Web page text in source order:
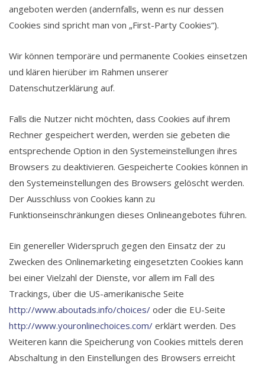
angeboten werden (andernfalls, wenn es nur dessen
Cookies sind spricht man von „First-Party Cookies“).
Wir können temporäre und permanente Cookies einsetzen
und klären hierüber im Rahmen unserer
Datenschutzerklärung auf.
Falls die Nutzer nicht möchten, dass Cookies auf ihrem
Rechner gespeichert werden, werden sie gebeten die
entsprechende Option in den Systemeinstellungen ihres
Browsers zu deaktivieren. Gespeicherte Cookies können in
den Systemeinstellungen des Browsers gelöscht werden.
Der Ausschluss von Cookies kann zu
Funktionseinschränkungen dieses Onlineangebotes führen.
Ein genereller Widerspruch gegen den Einsatz der zu
Zwecken des Onlinemarketing eingesetzten Cookies kann
bei einer Vielzahl der Dienste, vor allem im Fall des
Trackings, über die US-amerikanische Seite
http://www.aboutads.info/choices/ oder die EU-Seite
http://www.youronlinechoices.com/ erklärt werden. Des
Weiteren kann die Speicherung von Cookies mittels deren
Abschaltung in den Einstellungen des Browsers erreicht